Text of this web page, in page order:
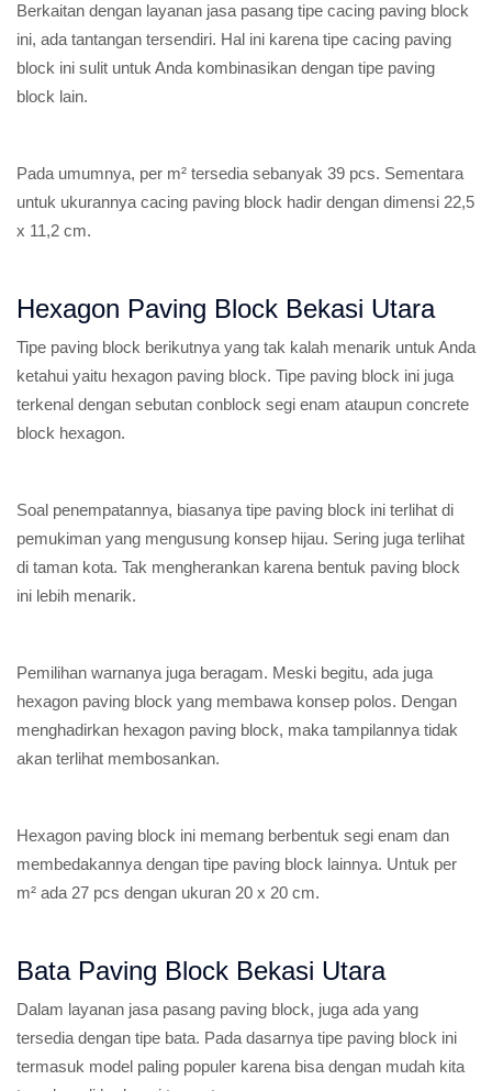
Berkaitan dengan layanan jasa pasang tipe cacing paving block
ini, ada tantangan tersendiri. Hal ini karena tipe cacing paving
block ini sulit untuk Anda kombinasikan dengan tipe paving
block lain.
Pada umumnya, per m² tersedia sebanyak 39 pcs. Sementara
untuk ukurannya cacing paving block hadir dengan dimensi 22,5
x 11,2 cm.
Hexagon Paving Block Bekasi Utara
Tipe paving block berikutnya yang tak kalah menarik untuk Anda
ketahui yaitu hexagon paving block. Tipe paving block ini juga
terkenal dengan sebutan conblock segi enam ataupun concrete
block hexagon.
Soal penempatannya, biasanya tipe paving block ini terlihat di
pemukiman yang mengusung konsep hijau. Sering juga terlihat
di taman kota. Tak mengherankan karena bentuk paving block
ini lebih menarik.
Pemilihan warnanya juga beragam. Meski begitu, ada juga
hexagon paving block yang membawa konsep polos. Dengan
menghadirkan hexagon paving block, maka tampilannya tidak
akan terlihat membosankan.
Hexagon paving block ini memang berbentuk segi enam dan
membedakannya dengan tipe paving block lainnya. Untuk per
m² ada 27 pcs dengan ukuran 20 x 20 cm.
Bata Paving Block Bekasi Utara
Dalam layanan jasa pasang paving block, juga ada yang
tersedia dengan tipe bata. Pada dasarnya tipe paving block ini
termasuk model paling populer karena bisa dengan mudah kita